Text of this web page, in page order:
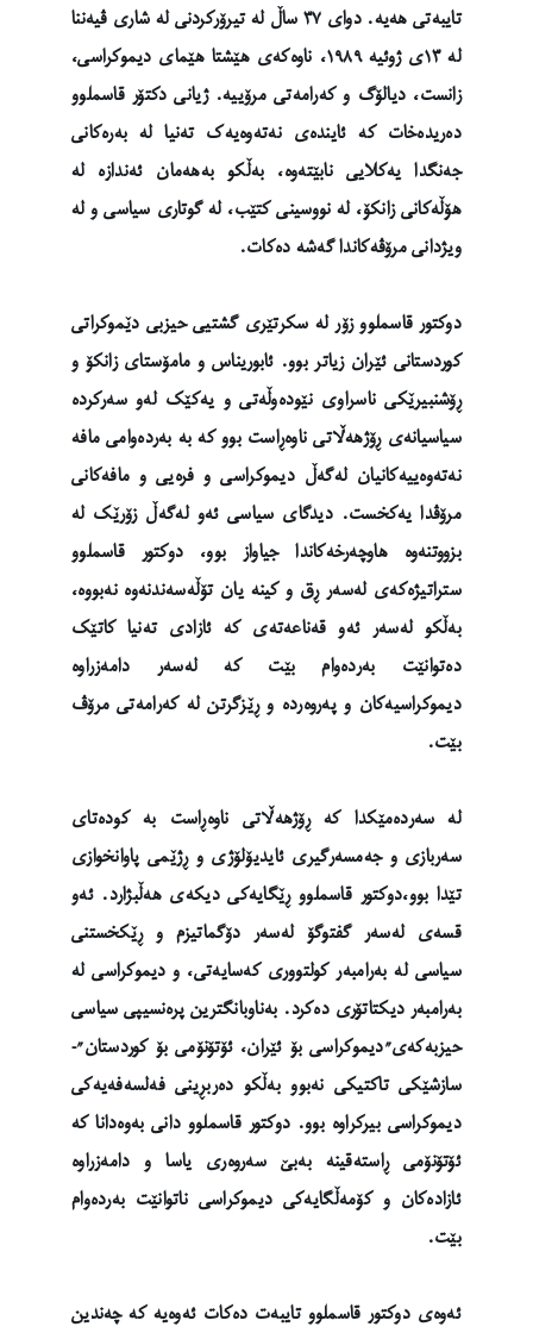
تایبەتی هەیە. دوای ٣٧ ساڵ لە تیرۆرکردنی لە شاری ڤیەننا
لە ١٣ی ژوئیه ١٩٨٩، ناوەکەی هێشتا هێمای دیموکراسی،
زانست، دیالۆگ و کەرامەتی مرۆییە. ژیانی دکتۆر قاسملوو
دەریدەخات کە ئایندەی نەتەوەیەک تەنیا لە بەرەکانی
جەنگدا یەکلایی نابێتەوە، بەڵکو بەهەمان ئەندازە لە
هۆڵەکانی زانکۆ، لە نووسینی کتێب، لە گوتاری سیاسی و لە
ویژدانی مرۆڤەکاندا گەشە دەکات.
دوکتور قاسملوو زۆر لە سکرتێری گشتیی حیزبی دێموکراتی
کوردستانی ئێران زیاتر بوو. ئابوریناس و مامۆستای زانکۆ و
ڕۆشنبیرێکی ناسراوی نێودەوڵەتی و یەکێک لەو سەرکردە
سیاسیانەی ڕۆژهەڵاتی ناوەڕاست بوو کە بە بەردەوامی مافە
نەتەوەییەکانیان لەگەڵ دیموکراسی و فرەیی و مافەکانی
مرۆڤدا یەکخست. دیدگای سیاسی ئەو لەگەڵ زۆرێک لە
بزووتنەوە هاوچەرخەکاندا جیاواز بوو، دوکتور قاسملوو
ستراتیژەکەی لەسەر ڕق و کینە یان تۆڵەسەندنەوە نەبووە،
بەڵکو لەسەر ئەو قەناعەتەی کە ئازادی تەنیا کاتێک
دەتوانێت بەردەوام بێت کە لەسەر دامەزراوە
دیموکراسیەکان و پەروەردە و ڕێزگرتن لە کەرامەتی مرۆڤ
بێت.
لە سەردەمێکدا کە ڕۆژهەڵاتی ناوەڕاست بە کودەتای
سەربازی و جەمسەرگیری ئایدیۆلۆژی و ڕژێمی پاوانخوازی
تێدا بوو،دوکتور قاسملوو ڕێگایەکی دیکەی هەڵبژارد. ئەو
قسەی لەسەر گفتوگۆ لەسەر دۆگماتیزم و ڕێکخستنی
سیاسی لە بەرامبەر کولتووری کەسایەتی، و دیموکراسی لە
بەرامبەر دیکتاتۆری دەکرد. بەناوبانگترین پرەنسیپی سیاسی
حیزبەکەی”دیموکراسی بۆ ئێران، ئۆتۆنۆمی بۆ کوردستان”-
سازشێکی تاکتیکی نەبوو بەڵکو دەربڕینی فەلسەفەیەکی
دیموکراسی بیرکراوە بوو. دوکتور قاسملوو دانی بەوەدانا کە
ئۆتۆنۆمی ڕاستەقینە بەبێ سەروەری یاسا و دامەزراوە
ئازادەکان و کۆمەڵگایەکی دیموکراسی ناتوانێت بەردەوام
بێت.
ئەوەی دوکتور قاسملوو تایبەت دەکات ئەوەیە کە چەندین